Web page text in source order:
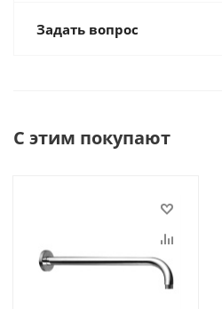
Задать вопрос
С этим покупают